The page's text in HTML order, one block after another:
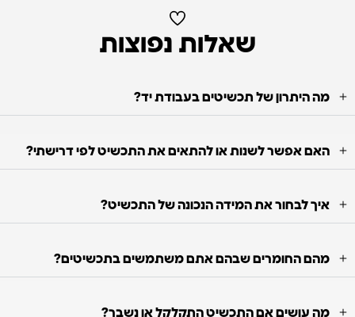
שאלות נפוצות
מה היתרון של תכשיטים בעבודת יד?
האם אפשר לשנות או להתאים את התכשיט לפי דרישתי?
איך לבחור את המידה הנכונה של התכשיט?
מהם החומרים שבהם אתם משתמשים בתכשיטים?
מה עושים אם התכשיט התקלקל או נשבר?